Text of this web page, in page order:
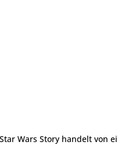
Wars Story handelt